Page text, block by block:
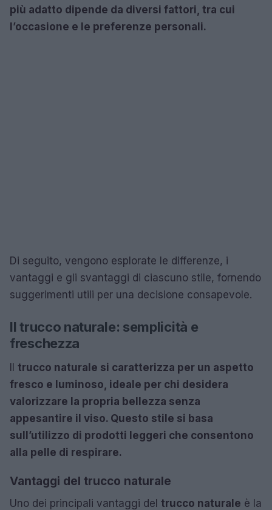
più adatto dipende da diversi fattori, tra cui
l’occasione e le preferenze personali.
Di seguito, vengono esplorate le differenze, i
vantaggi e gli svantaggi di ciascuno stile, fornendo
suggerimenti utili per una decisione consapevole.
Il trucco naturale: semplicità e
freschezza
Il trucco naturale si caratterizza per un aspetto
fresco e luminoso, ideale per chi desidera
valorizzare la propria bellezza senza
appesantire il viso. Questo stile si basa
sull’utilizzo di prodotti leggeri che consentono
alla pelle di respirare.
Vantaggi del trucco naturale
Uno dei principali vantaggi del trucco naturale è la